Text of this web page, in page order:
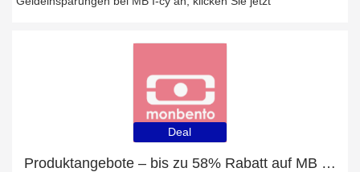
Deal
Produktangebote – bis zu 58% Rabatt auf MB Pocket